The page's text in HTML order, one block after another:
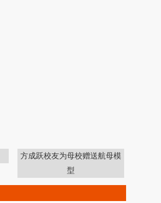
方成跃校友为母校赠送航母模